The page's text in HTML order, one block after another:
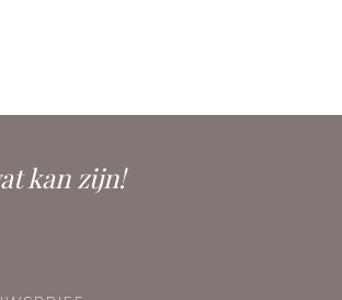
kan zijn!